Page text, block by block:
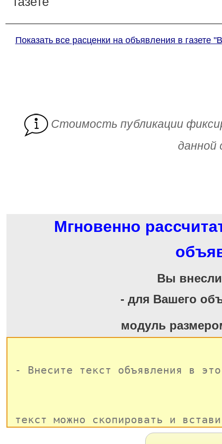
Показать все расценки на объявления в газете
Cтоимость публикации
данной
Мгновенно
Вы внесли
- для Вашего
модуль